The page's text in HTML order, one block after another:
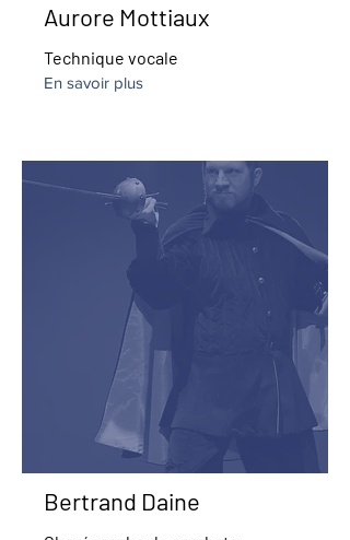
Aurore Mottiaux
Technique vocale
En savoir plus
Bertrand Daine